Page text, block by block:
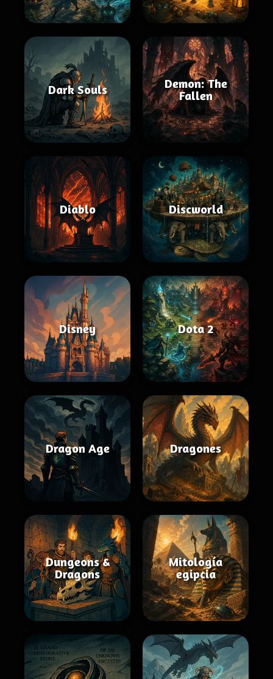
Dark Souls
Demon: The
Fallen
Diablo Discworld
Disney Dota 2
Dragon Age Dragones
Dungeons &
Dragons
Mitología
egipcia